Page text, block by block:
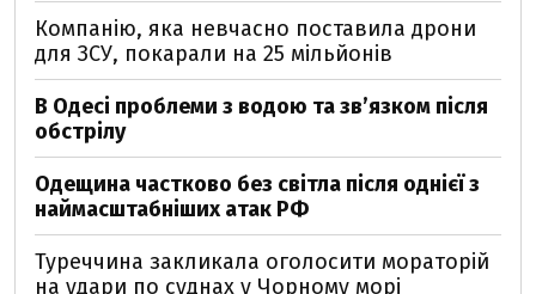
Компанію, яка невчасно поставила дрони
для ЗСУ, покарали на 25 мільйонів
В Одесі проблеми з водою та звʼязком після
обстрілу
Одещина частково без світла після однієї з
наймасштабніших атак РФ
Туреччина закликала оголосити мораторій
на удари по суднах у Чорному морі